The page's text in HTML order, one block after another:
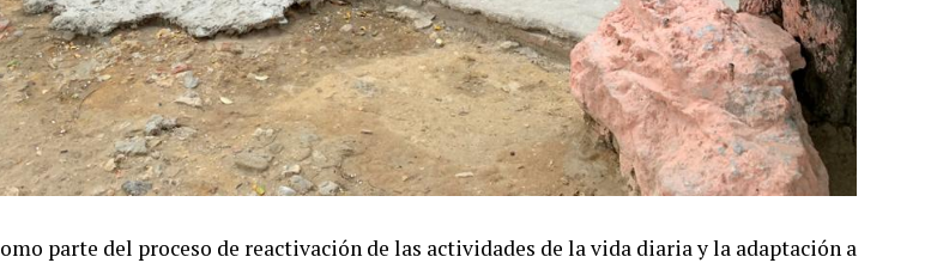
omo parte del proceso de reactivación de las actividades de la vida diaria y la adaptación a